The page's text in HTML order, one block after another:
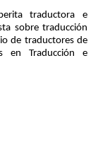
traductora e
sobre traducción
de traductores de
en Traducción e